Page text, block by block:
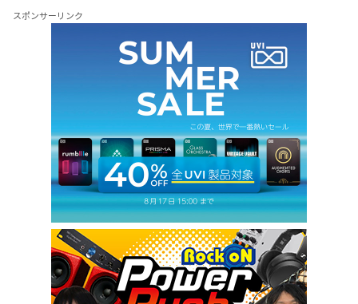
スポンサーリンク